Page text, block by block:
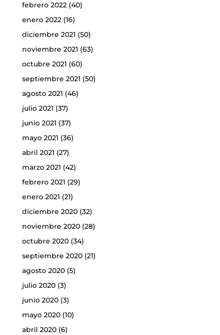
febrero 2022(40)
enero 2022(16)
diciembre 2021 (50)
noviembre 2021 (63)
octubre 2021 (60)
septiembre 2021 (50)
agosto 2021 (46)
julio 2021 (37)
junio 2021 (37)
mayo 2021 (36)
abril 2021 (27)
marzo 2021 (42)
febrero 2021 (29)
enero 2021 (21)
diciembre 2020(32)
noviembre 2020(28)
octubre 2020(34)
septiembre 2020(21)
agosto 2020(5)
julio 2020(3)
junio 2020(3)
mayo 2020(10)
abril 2020(6)